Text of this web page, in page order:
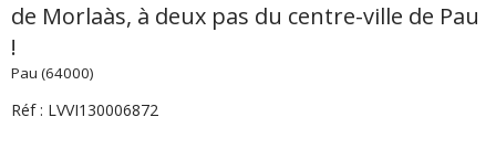
de Morlaàs, à deux pas du centre-ville de Pau
!
Pau (64000)
Réf : LVVI130006872